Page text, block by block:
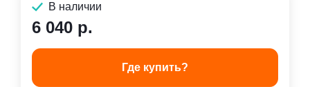
В наличии
6 040 р.
Где купить?